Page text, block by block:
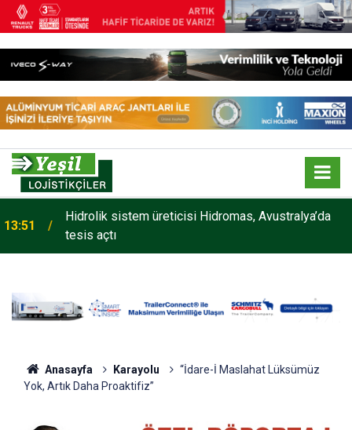
13:51
Hidrolik sistem üreticisi Hidromas, Avustralya’da
tesis açtı
Anasayfa Karayolu
“İdare-İ Maslahat Lüksümüz
Yok, Artık Daha Proaktifiz”